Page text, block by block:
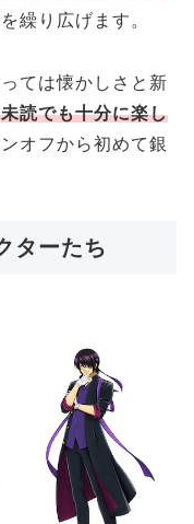
繰り広げます。
ては懐かしさと新
読でも十分に楽し
オフから初めて銀
ターたち